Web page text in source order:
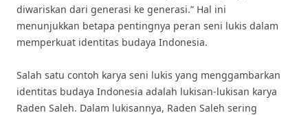
diwariskan dari generasi ke generasi.” Hal ini
menunjukkan betapa pentingnya peran seni lukis dalam
memperkuat identitas budaya Indonesia.
Salah satu contoh karya seni lukis yang menggambarkan
identitas budaya Indonesia adalah lukisan-lukisan karya
Raden Saleh. Dalam lukisannya, Raden Saleh sering